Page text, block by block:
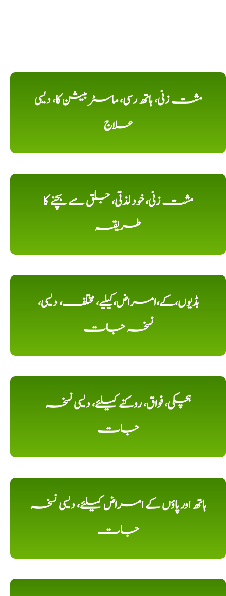
مشت زنی، ہاتھ رسی، ماسٹر بیشن کا، دیسی
علاج
مشت زنی، خود لذتی، جلق سے بچنے کا
طریقہ
ہڈیوں،کے،امراض،کیلیے، مختلف، دیسی،
نسخہ جات
ہچکی، فواق، روکنے کیلئے، دیسی نسخہ
جات
ہاتھ اور پاؤں کے امراض کیلئے، دیسی نسخہ
جات